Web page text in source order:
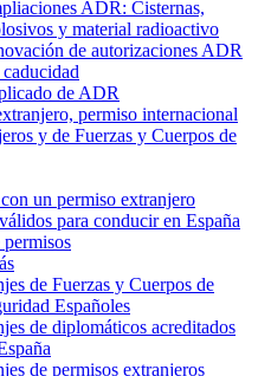
ADR: Cisternas,
y material radioactivo
de autorizaciones ADR
de ADR
permiso internacional
y de Fuerzas y Cuerpos de
un permiso extranjero
para conducir en España
permisos
de Fuerzas y Cuerpos de
Españoles
de diplomáticos acreditados
de permisos extranjeros